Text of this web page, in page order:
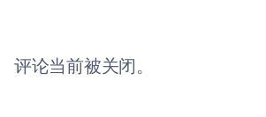
评论当前被关闭。